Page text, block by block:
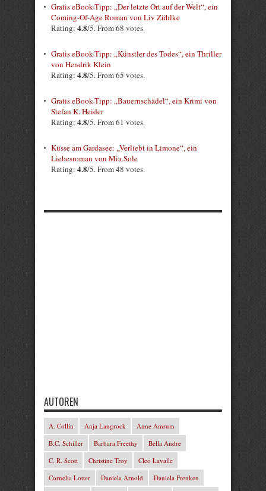
Gratis eBook-Tipp: „Der letzte Ort auf der Welt“, ein
Coming-Of-Age Roman von Liv Zühlke
Rating: 4.8/5. From 68 votes.
Gratis eBook-Tipp: „Künstler des Todes“, ein Thriller
von Hendrik Klein
Rating: 4.8/5. From 65 votes.
Gratis eBook-Tipp: „Bauernschädel“, ein Krimi von
Stefan K. Heider
Rating: 4.8/5. From 61 votes.
Küsse am Gardasee: „Verliebt in Limone“, ein
Liebesroman von Mia Sole
Rating: 4.8/5. From 48 votes.
AUTOREN
A. Collin Anja Langrock
Anne Amrum
B.C. Schiller
Barbara Freethy
Bella Andre
C. R. Scott
Christine Troy
Cleo Lavalle
Cornelia Lotter
Daniela Arnold
Daniela Frenken